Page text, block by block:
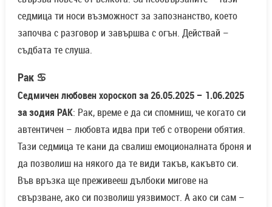
седмица ти носи възможност за запознанство, което
започва с разговор и завършва с огън. Действай –
съдбата те слуша.
Рак ♋
Седмичен любовен хороскоп за 26.05.2025 – 1.06.2025
за зодия РАК: Рак, време е да си спомниш, че когато си
автентичен – любовта идва при теб с отворени обятия.
Тази седмица те кани да свалиш емоционалната броня и
да позволиш на някого да те види такъв, какъвто си.
Във връзка ще преживееш дълбоки мигове на
свързване, ако си позволиш уязвимост. А ако си сам –